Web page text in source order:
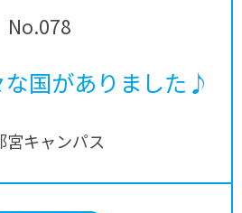
No.078
国がありました♪
宮キャンパス